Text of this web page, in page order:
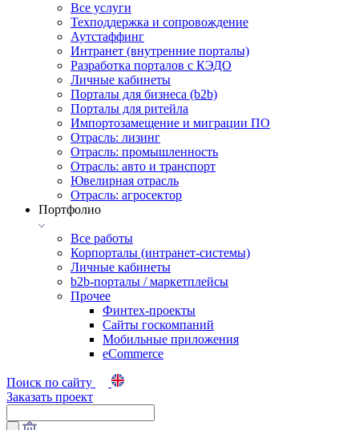
Все услуги
Техподдержка и сопровождение
Аутстаффинг
Интранет (внутренние порталы)
Разработка порталов с КЭДО
Личные кабинеты
Порталы для бизнеса (b2b)
Порталы для ритейла
Импортозамещение и миграции ПО
Отрасль: лизинг
Отрасль: промышленность
Отрасль: авто и транспорт
Ювелирная отрасль
Отрасль: агросектор
Портфолио
Все работы
Корпорталы (интранет-системы)
Личные кабинеты
b2b-порталы / маркетплейсы
Прочее
Финтех-проекты
Сайты госкомпаний
Мобильные приложения
eCommerce
Поиск по сайту
Заказать проект